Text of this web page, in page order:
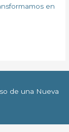
en
de una Nueva